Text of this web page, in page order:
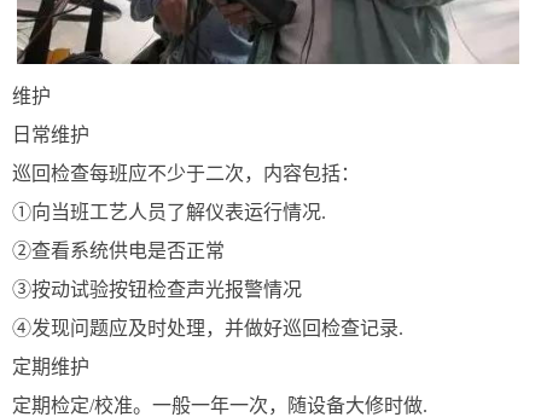
维护
日常维护
巡回检查每班应不少于二次，内容包括：
①向当班工艺人员了解仪表运行情况.
②查看系统供电是否正常
③按动试验按钮检查声光报警情况
④发现问题应及时处理，并做好巡回检查记录.
定期维护
定期检定/校准。一般一年一次，随设备大修时做.